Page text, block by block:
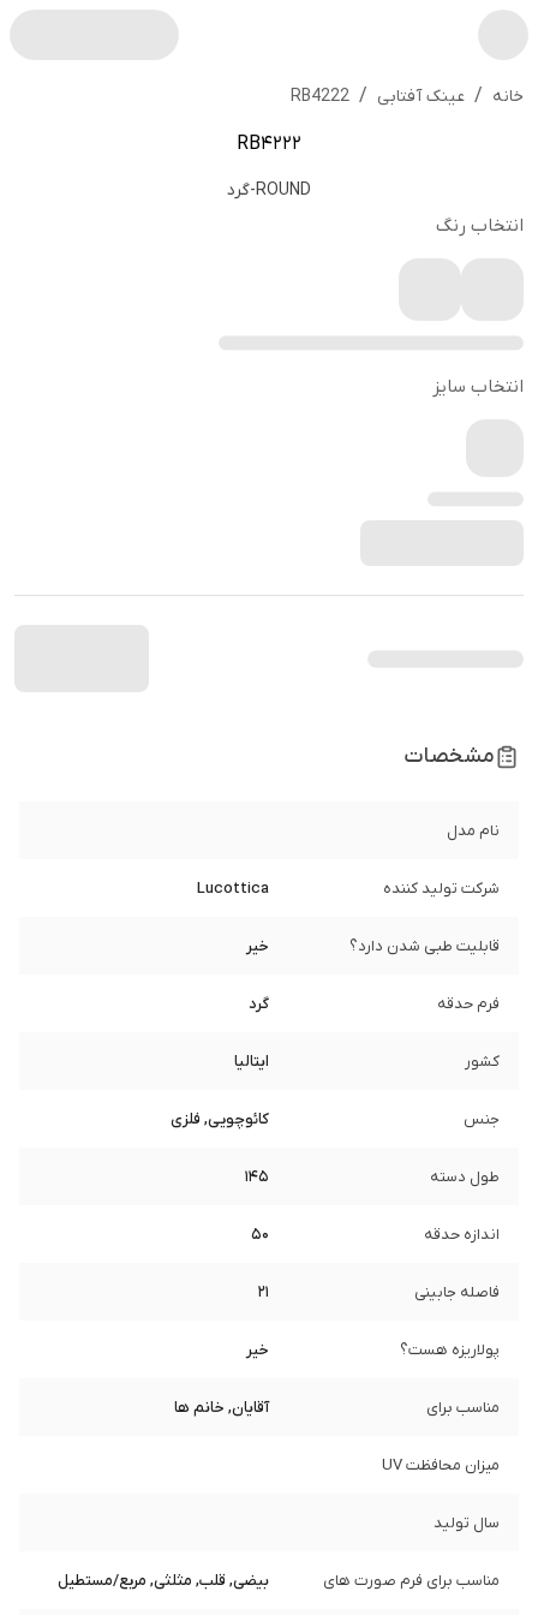
خانه / عینک آفتابی /
RB4222
RB4222
ROUND-گرد
انتخاب رنگ
انتخاب سایز
مشخصات
نام مدل
شرکت تولید کننده Lucottica
قابلیت طبی شدن دارد؟ خیر
فرم حدقه گرد
کشور ایتالیا
جنس کائوچویی, فلزی
طول دسته 145
اندازه حدقه 50
فاصله جابینی 21
پولاریزه هست؟ خیر
مناسب برای آقایان, خانم ها
میزان محافظت UV
سال تولید
مناسب برای فرم صورت های بیضی, قلب, مثلثی, مربع/مستطیل